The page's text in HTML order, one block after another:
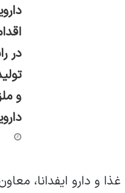
در
و
و دارو ایفدانا،